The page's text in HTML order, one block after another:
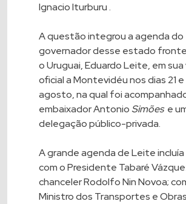
Ignacio Iturburu .
A questão integrou a agenda do
governador desse estado
o Uruguai, Eduardo Leite, em
oficial a Montevidéu nos dias 21
agosto, na qual foi
embaixador Antonio Simõese
delegação público-privada.
A grande agenda de Leite incluía
com o Presidente Tabaré
chanceler Rodolfo Nin Novoa;
Ministro dos Transportes e